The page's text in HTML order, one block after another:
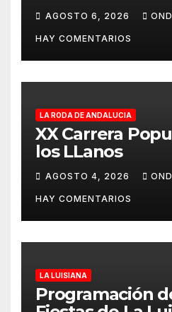
obras de
Museo de Alcalá
AGOSTO 6, 2026
HAY COMENTARIOS
LA RODA DE ANDALUCIA
XX Carrera
los LLanos
AGOSTO 4, 2026
HAY COMENTARIOS
LA LUISIANA
Programación